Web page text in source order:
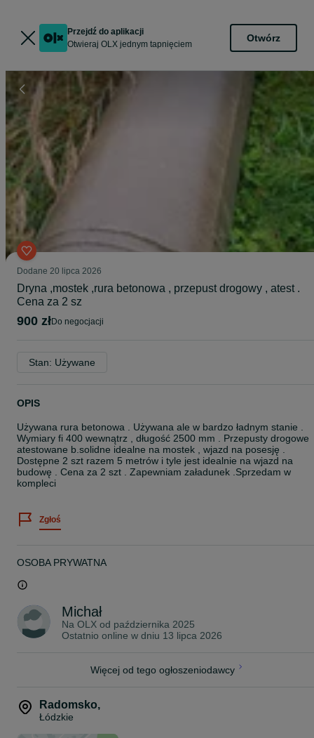
Przejdź do aplikacji
Otwieraj OLX jednym tapnięciem
Otwórz
Dodane 20 lipca 2026
Dryna ,mostek ,rura betonowa , przepust drogowy , atest .
Cena za 2 sz
900 zł do negocjacji
Stan: Używane
OPIS
Używana rura betonowa . Używana ale w bardzo ładnym stanie .
Wymiary fi 400 wewnątrz , długość 2500 mm . Przepusty drogowe
atestowane b.solidne idealne na mostek , wjazd na posesję .
Dostępne 2 szt razem 5 metrów i tyle jest idealnie na wjazd na
budowę . Cena za 2 szt . Zapewniam załadunek .Sprzedam w
kompleci
Zgłoś
OSOBA PRYWATNA
Michał
Na OLX od października 2025
Ostatnio online w dniu 13 lipca 2026
Więcej od tego ogłoszeniodawcy
Radomsko,
Łódzkie